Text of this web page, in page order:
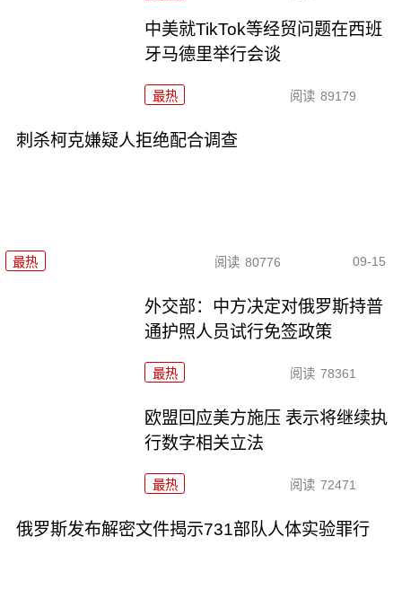
中美就TikTok等经贸问题在西班
牙马德里举行会谈
最热 阅读 89179
刺杀柯克嫌疑人拒绝配合调查
最热 阅读 80776 09-15
外交部：中方决定对俄罗斯持普
通护照人员试行免签政策
最热 阅读 78361
欧盟回应美方施压 表示将继续执
行数字相关立法
最热 阅读 72471
俄罗斯发布解密文件揭示731部队人体实验罪行